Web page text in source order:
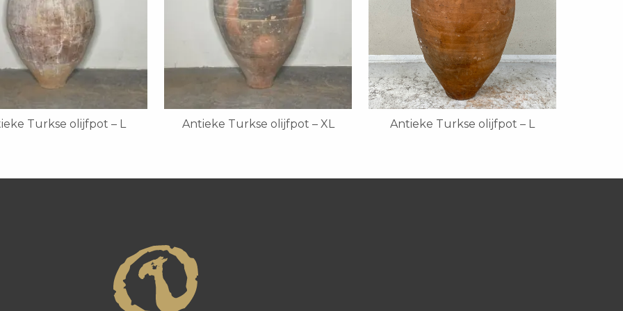
Turkse olijfpot – L Antieke Turkse olijfpot – XL Antieke Turkse olijfpot – L